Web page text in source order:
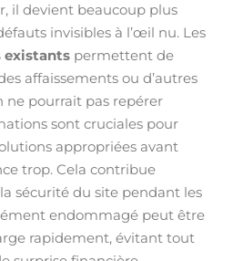
il devient beaucoup plus
invisibles à l’œil nu. Les
existants permettent de
affaissements ou d’autres
ne pourrait pas repérer
sont cruciales pour
appropriées avant
trop. Cela contribue
sécurité du site pendant les
endommagé peut être
rapidement, évitant tout